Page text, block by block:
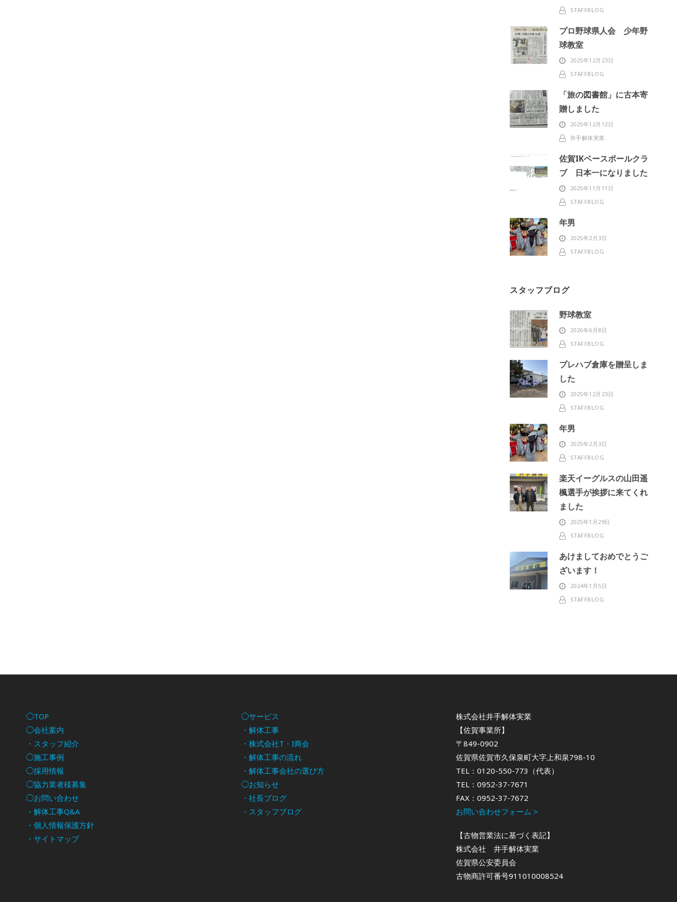
STAFFBLOG
プロ野球県人会 少年野
球教室
2025年12月23日
STAFFBLOG
「旅の図書館」に古本寄
贈しました
2025年12月12日
井手解体実業
佐賀IKベースボールクラ
ブ 日本一になりました
2025年11月11日
STAFFBLOG
年男
2025年2月3日
STAFFBLOG
スタッフブログ
野球教室
2026年6月8日
STAFFBLOG
プレハブ倉庫を贈呈しま
した
2025年12月23日
STAFFBLOG
年男
2025年2月3日
STAFFBLOG
楽天イーグルスの山田遥
楓選手が挨拶に来てくれ
ました
2025年1月29日
STAFFBLOG
あけましておめでとうご
ざいます！
2024年1月5日
STAFFBLOG
◯TOP
◯会社案内
・スタッフ紹介
◯施工事例
◯採用情報
◯協力業者様募集
◯お問い合わせ
・解体工事Q&A
・個人情報保護方針
・サイトマップ
◯サービス
・解体工事
・株式会社T・I商会
・解体工事の流れ
・解体工事会社の選び方
◯お知らせ
・社長ブログ
・スタッフブログ
株式会社井手解体実業
【佐賀事業所】
〒849-0902
佐賀県佐賀市久保泉町大字上和泉798-10
TEL：0120-550-773（代表）
TEL：0952-37-7671
FAX：0952-37-7672
お問い合わせフォーム >
【古物営業法に基づく表記】
株式会社 井手解体実業
佐賀県公安委員会
古物商許可番号911010008524